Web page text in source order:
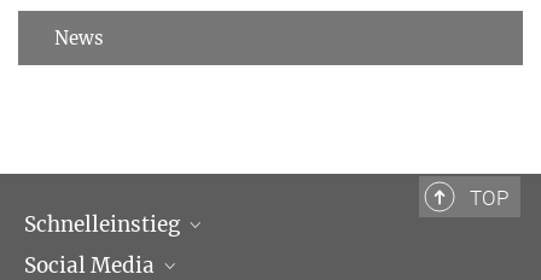
News
TOP
Schnelleinstieg
Wissenschaftliche Abteilungen
Social Media